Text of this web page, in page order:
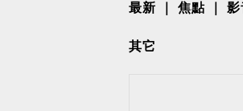
最新 焦點 影
其它